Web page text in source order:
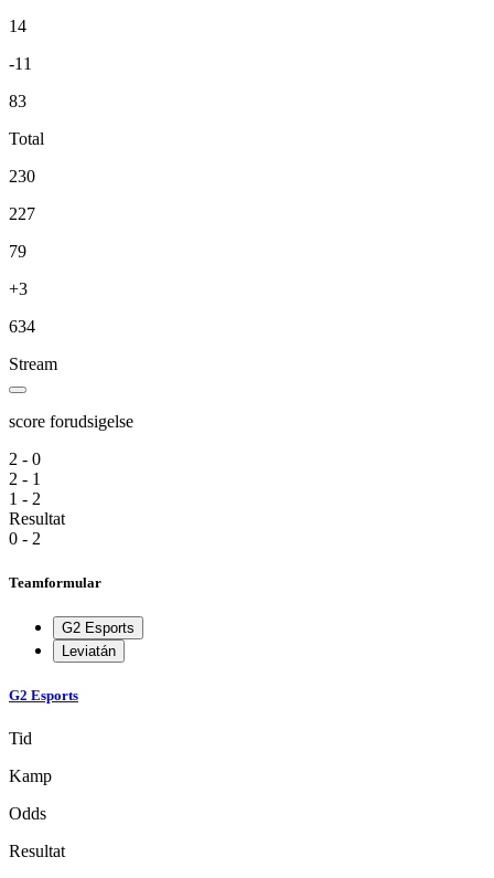
14
-11
83
Total
230
227
79
+3
634
Stream
score forudsigelse
2 - 0
2 - 1
1 - 2
Resultat
0 - 2
Teamformular
G2 Esports
Leviatán
G2 Esports
Tid
Kamp
Odds
Resultat